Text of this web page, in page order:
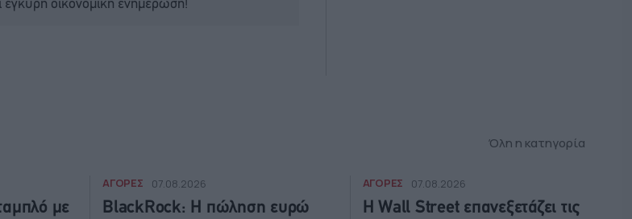
έγκυρη οικονομική ενημέρωση!
Όλη η κατηγορία
με
ΑΓΟΡΕΣ 07.08.2026
BlackRock: Η πώληση ευρώ
ΑΓΟΡΕΣ 07.08.2026
Η Wall Street επανεξετάζει τις